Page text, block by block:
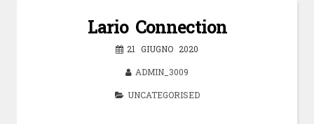
Lario Connection
21 GIUGNO 2020
ADMIN_3009
UNCATEGORISED